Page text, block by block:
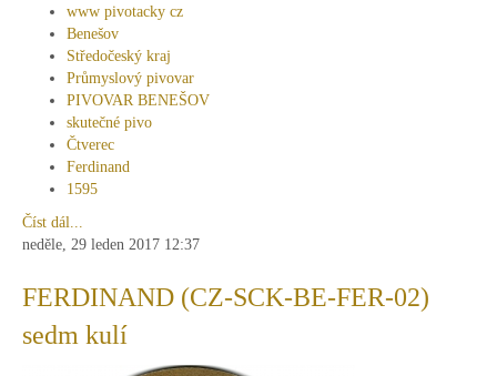
www pivotacky cz
Benešov
Středočeský kraj
Průmyslový pivovar
PIVOVAR BENEŠOV
skutečné pivo
Čtverec
Ferdinand
1595
Číst dál...
neděle, 29 leden 2017 12:37
FERDINAND (CZ-SCK-BE-FER-02)
sedm kulí